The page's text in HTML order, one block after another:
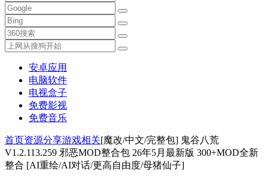
安卓应用
电脑软件
电视盒子
免费影视
免费音乐
首页资源分享游戏相关[魔改/中文/完整包] 鬼谷八荒
V1.2.113.259 邪恶MOD整合包 26年5月最新版 300+MOD全新
整合 [AI重绘/AI对话/更高自由度/母猪仙子]